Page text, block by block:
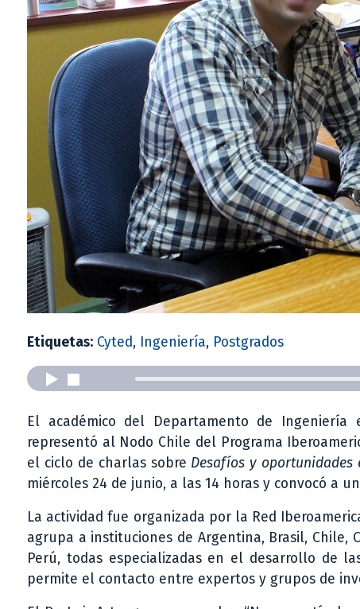
Etiquetas: Cyted, Ingeniería, Postgrados
El académico del Departamento de
representó al Nodo Chile del Programa
el ciclo de charlas sobre Desafíos y
miércoles 24 de junio, a las 14 horas y convocó a
La actividad fue organizada por la Red
agrupa a instituciones de Argentina, Brasil, Chile,
Perú, todas especializadas en el desarrollo de
permite el contacto entre expertos y grupos de